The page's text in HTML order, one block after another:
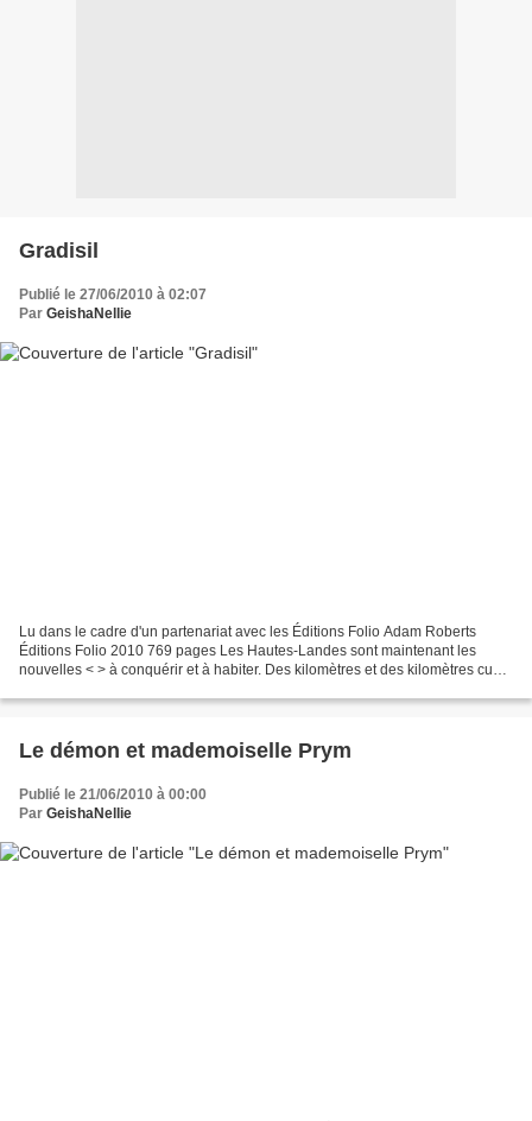
Gradisil
Publié le 27/06/2010 à 02:07
Par GeishaNellie
Lu dans le cadre d'un partenariat avec les Éditions Folio Adam Roberts
Éditions Folio 2010 769 pages Les Hautes-Landes sont maintenant les
nouvelles < > à conquérir et à habiter. Des kilomètres et des kilomètres cube
Le démon et mademoiselle Prym
Publié le 21/06/2010 à 00:00
Par GeishaNellie